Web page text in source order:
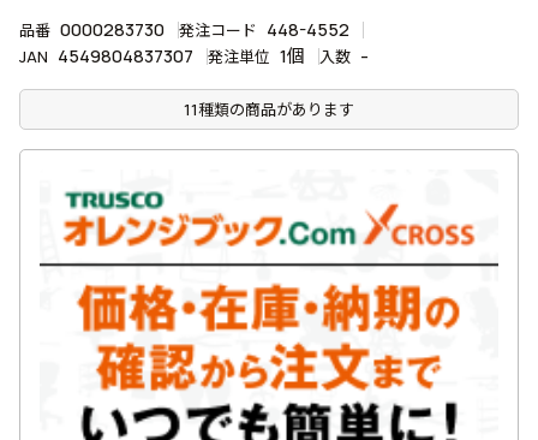
品番 0000283730 発注コード 448-4552
JAN 4549804837307 発注単位 1個 入数 -
11種類の商品があります